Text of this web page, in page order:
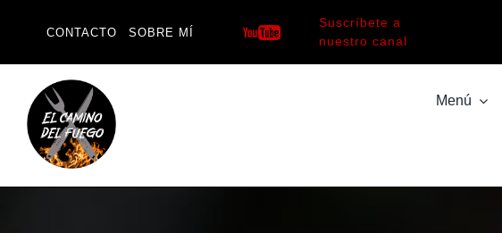
CONTACTO SOBRE MÍ
Suscríbete a
nuestro canal
Menú